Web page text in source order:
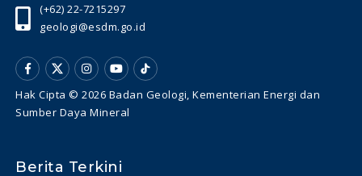
(+62) 22-7215297
geologi@esdm.go.id
Hak Cipta © 2026 Badan Geologi, Kementerian Energi dan
Sumber Daya Mineral
Berita Terkini